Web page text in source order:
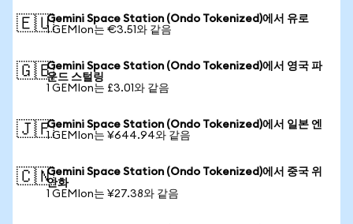
🇪🇺Gemini Space Station (Ondo Tokenized)에서 유로
1 GEMIon는 €3.51와 같음
🇬🇧Gemini Space Station (Ondo Tokenized)에서 영국 파
운드 스털링
1 GEMIon는 £3.01와 같음
🇯🇵Gemini Space Station (Ondo Tokenized)에서 일본 엔
1 GEMIon는 ¥644.94와 같음
🇨🇳Gemini Space Station (Ondo Tokenized)에서 중국 위
안화
1 GEMIon는 ¥27.38와 같음